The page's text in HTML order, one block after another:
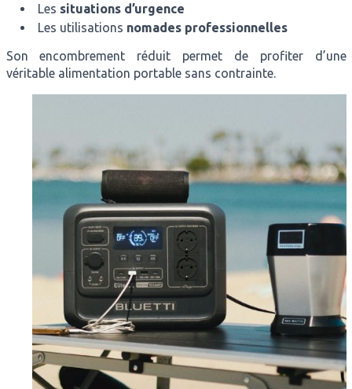
Les situations d’urgence
Les utilisations nomades professionnelles
Son encombrement réduit permet de profiter d’une
véritable alimentation portable sans contrainte.